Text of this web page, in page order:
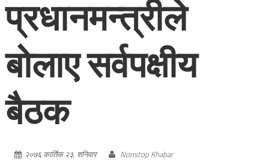
प्रधानमन्त्रीले
बोलाए सर्वपक्षीय
बैठक
२०७६ कार्तिक २३, शनिवार Nonstop Khabar